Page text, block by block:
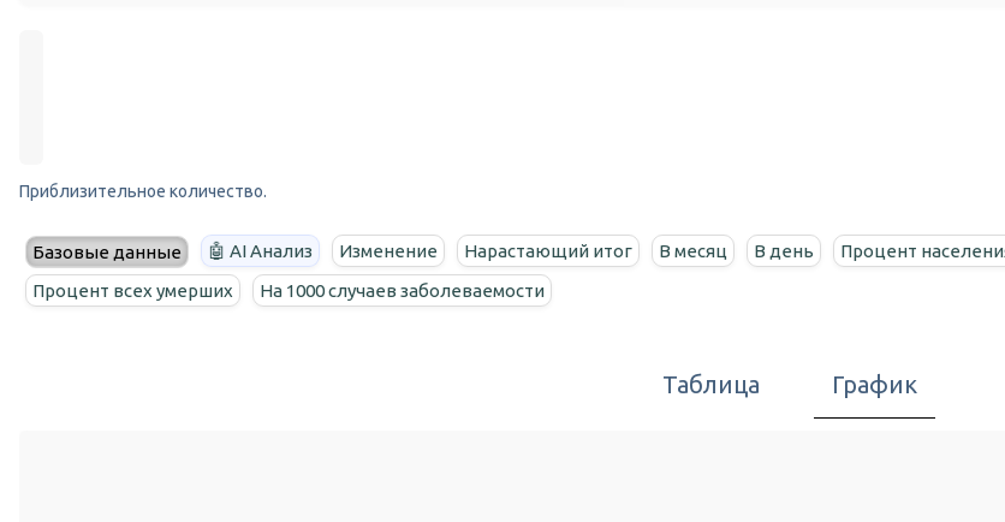
Приблизительное количество.
Базовые данные 🤖 AI Анализ Изменение Нарастающий итог В месяц В день Процент
Процент всех умерших
На 1000 случаев заболеваемости
Таблица График